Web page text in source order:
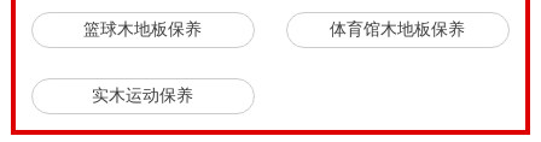
篮球木地板保养 体育馆木地板保养
实木运动保养